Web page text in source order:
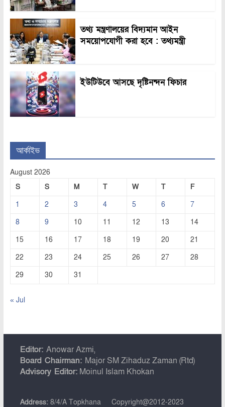
তথ্য মন্ত্রণালয়ের বিদ্যমান আইন
সময়োপযোগী করা হবে : তথ্যমন্ত্রী
ইউটিউবে আসছে দৃষ্টিনন্দন ফিচার
আর্কাইভ
August 2026
S
S M T W T
F
1
2 3 4 5 6
7
8
9 10 11 12 13
14
15
16 17 18 19 20
21
22
23 24 25 26 27
28
29
30 31
« Jul
Editor: Anowar Azmi,
Board Chairman: Major SM Zihaduz Zaman (Rtd)
Advisory Editor:Moinul Islam Khokan
Address:8/4/A Topkhana Copyright@2012-2023